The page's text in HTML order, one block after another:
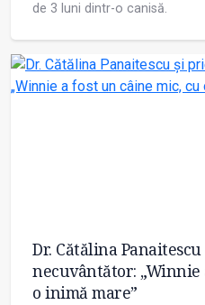
de 3 luni dintr-o canisă.
Dr. Cătălina
necuvântător:
o inimă mare”